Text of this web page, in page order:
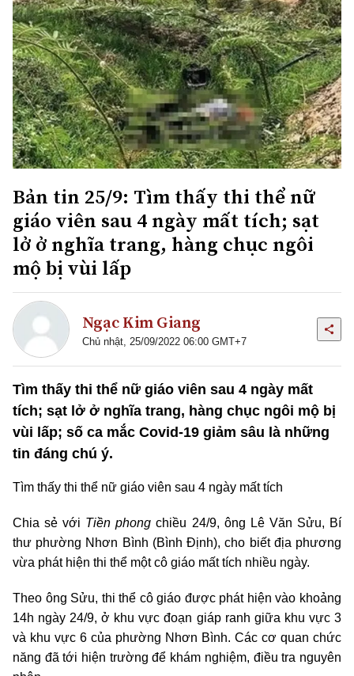
Bản tin 25/9: Tìm thấy thi thể nữ
giáo viên sau 4 ngày mất tích; sạt
lở ở nghĩa trang, hàng chục ngôi
mộ bị vùi lấp
Ngạc Kim Giang
Chủ nhật, 25/09/2022 06:00 GMT+7
Tìm thấy thi thể nữ giáo viên sau 4 ngày mất
tích; sạt lở ở nghĩa trang, hàng chục ngôi mộ bị
vùi lấp; số ca mắc Covid-19 giảm sâu là những
tin đáng chú ý.
Tìm thấy thi thể nữ giáo viên sau 4 ngày mất tích
Chia sẻ với Tiền phongchiều 24/9, ông Lê Văn Sửu, Bí
thư phường Nhơn Bình (Bình Định), cho biết địa phương
vừa phát hiện thi thể một cô giáo mất tích nhiều ngày.
Theo ông Sửu, thi thể cô giáo được phát hiện vào khoảng
14h ngày 24/9, ở khu vực đoạn giáp ranh giữa khu vực 3
và khu vực 6 của phường Nhơn Bình. Các cơ quan chức
năng đã tới hiện trường để khám nghiệm, điều tra nguyên